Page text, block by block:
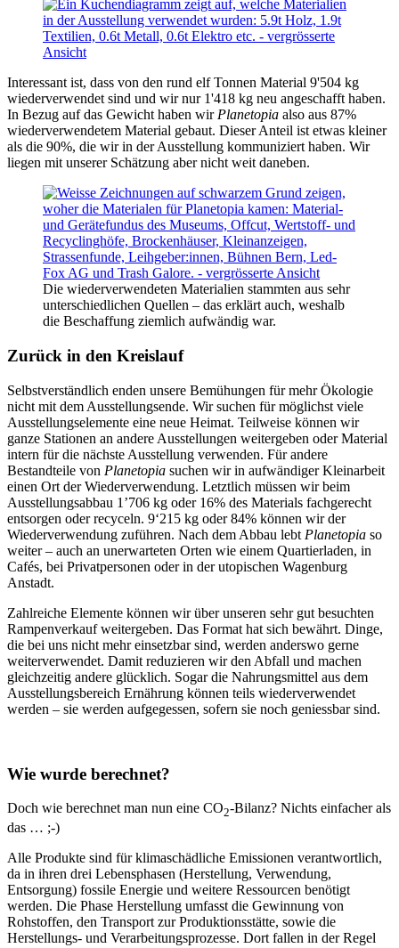
Interessant ist, dass von den rund elf Tonnen Material 9'504 kg
wiederverwendet sind und wir nur 1'418 kg neu angeschafft haben.
In Bezug auf das Gewicht haben wir Planetopia also aus 87%
wiederverwendetem Material gebaut. Dieser Anteil ist etwas kleiner
als die 90%, die wir in der Ausstellung kommuniziert haben. Wir
liegen mit unserer Schätzung aber nicht weit daneben.
Die wiederverwendeten Materialien stammten aus sehr
unterschiedlichen Quellen – das erklärt auch, weshalb
die Beschaffung ziemlich aufwändig war.
Zurück in den Kreislauf
Selbstverständlich enden unsere Bemühungen für mehr Ökologie
nicht mit dem Ausstellungsende. Wir suchen für möglichst viele
Ausstellungselemente eine neue Heimat. Teilweise können wir
ganze Stationen an andere Ausstellungen weitergeben oder Material
intern für die nächste Ausstellung verwenden. Für andere
Bestandteile von Planetopia suchen wir in aufwändiger Kleinarbeit
einen Ort der Wiederverwendung. Letztlich müssen wir beim
Ausstellungsabbau 1’706 kg oder 16% des Materials fachgerecht
entsorgen oder recyceln. 9‘215 kg oder 84% können wir der
Wiederverwendung zuführen. Nach dem Abbau lebt Planetopia so
weiter – auch an unerwarteten Orten wie einem Quartierladen, in
Cafés, bei Privatpersonen oder in der utopischen Wagenburg
Anstadt.
Zahlreiche Elemente können wir über unseren sehr gut besuchten
Rampenverkauf weitergeben. Das Format hat sich bewährt. Dinge,
die bei uns nicht mehr einsetzbar sind, werden anderswo gerne
weiterverwendet. Damit reduzieren wir den Abfall und machen
gleichzeitig andere glücklich. Sogar die Nahrungsmittel aus dem
Ausstellungsbereich Ernährung können teils wiederverwendet
werden – sie werden aufgegessen, sofern sie noch geniessbar sind.
Wie wurde berechnet?
Doch wie berechnet man nun eine CO2-Bilanz? Nichts einfacher als
das … ;-)
Alle Produkte sind für klimaschädliche Emissionen verantwortlich,
da in ihren drei Lebensphasen (Herstellung, Verwendung,
Entsorgung) fossile Energie und weitere Ressourcen benötigt
werden. Die Phase Herstellung umfasst die Gewinnung von
Rohstoffen, den Transport zur Produktionsstätte, sowie die
Herstellungs- und Verarbeitungsprozesse. Dort fallen in der Regel